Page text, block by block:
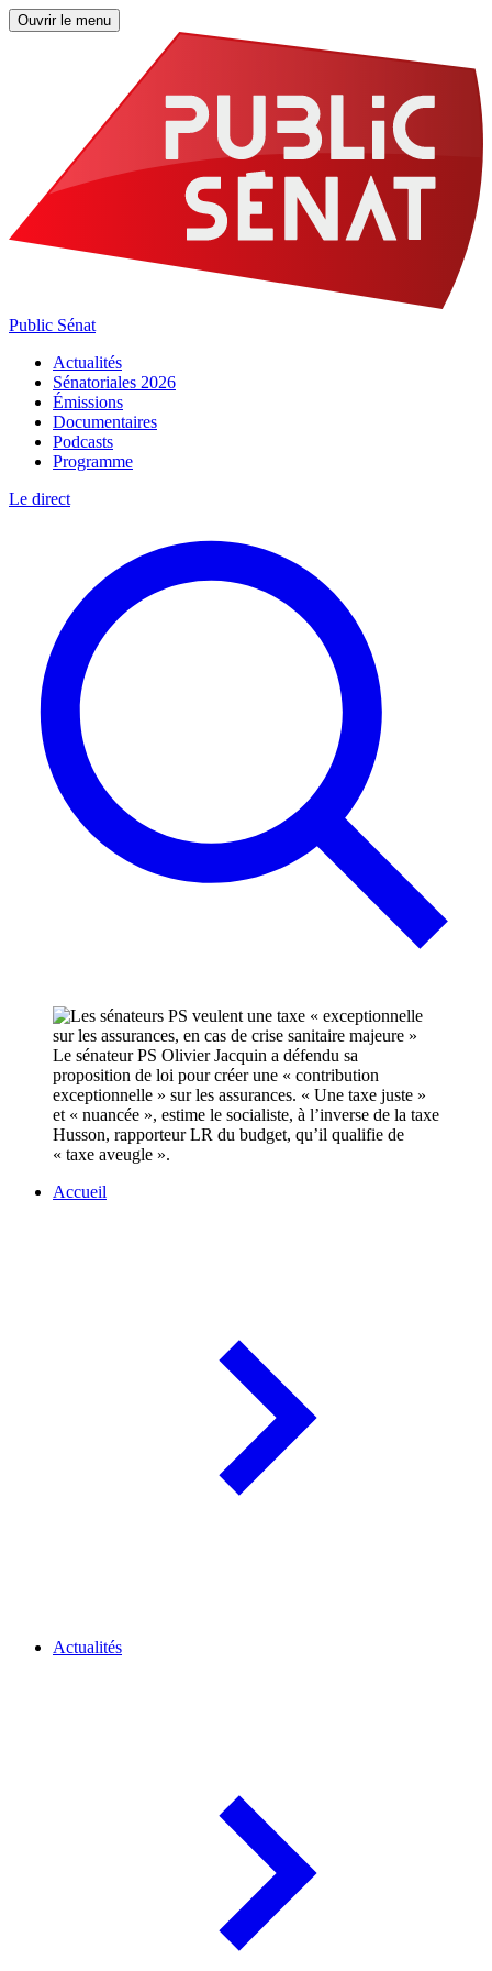
Ouvrir le menu
Public Sénat
Actualités
Sénatoriales 2026
Émissions
Documentaires
Podcasts
Programme
Le direct
Le sénateur PS Olivier Jacquin a défendu sa
proposition de loi pour créer une « contribution
exceptionnelle » sur les assurances. « Une taxe juste »
et « nuancée », estime le socialiste, à l’inverse de la taxe
Husson, rapporteur LR du budget, qu’il qualifie de
« taxe aveugle ».
Accueil
Actualités